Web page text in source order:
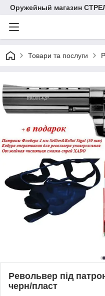
Оружейный магазин
Товари та послуги
Револьвер під
черн/пласт